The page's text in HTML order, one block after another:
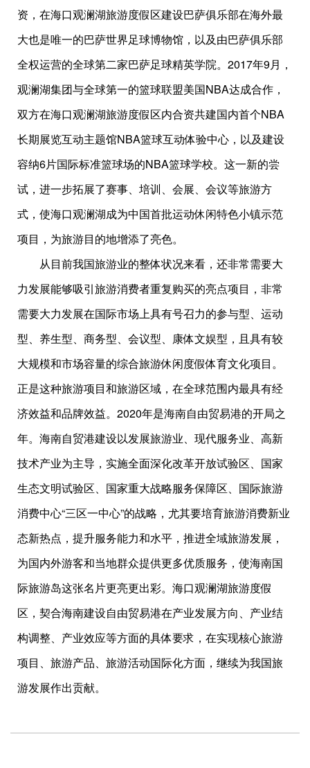
资，在海口观澜湖旅游度假区建设巴萨俱乐部在海外最
大也是唯一的巴萨世界足球博物馆，以及由巴萨俱乐部
全权运营的全球第二家巴萨足球精英学院。2017年9月，
观澜湖集团与全球第一的篮球联盟美国NBA达成合作，
双方在海口观澜湖旅游度假区内合资共建国内首个NBA
长期展览互动主题馆NBA篮球互动体验中心，以及建设
容纳6片国际标准篮球场的NBA篮球学校。这一新的尝
试，进一步拓展了赛事、培训、会展、会议等旅游方
式，使海口观澜湖成为中国首批运动休闲特色小镇示范
项目，为旅游目的地增添了亮色。
从目前我国旅游业的整体状况来看，还非常需要大
力发展能够吸引旅游消费者重复购买的亮点项目，非常
需要大力发展在国际市场上具有号召力的参与型、运动
型、养生型、商务型、会议型、康体文娱型，且具有较
大规模和市场容量的综合旅游休闲度假体育文化项目。
正是这种旅游项目和旅游区域，在全球范围内最具有经
济效益和品牌效益。2020年是海南自由贸易港的开局之
年。海南自贸港建设以发展旅游业、现代服务业、高新
技术产业为主导，实施全面深化改革开放试验区、国家
生态文明试验区、国家重大战略服务保障区、国际旅游
消费中心“三区一中心”的战略，尤其要培育旅游消费新业
态新热点，提升服务能力和水平，推进全域旅游发展，
为国内外游客和当地群众提供更多优质服务，使海南国
际旅游岛这张名片更亮更出彩。海口观澜湖旅游度假
区，契合海南建设自由贸易港在产业发展方向、产业结
构调整、产业效应等方面的具体要求，在实现核心旅游
项目、旅游产品、旅游活动国际化方面，继续为我国旅
游发展作出贡献。